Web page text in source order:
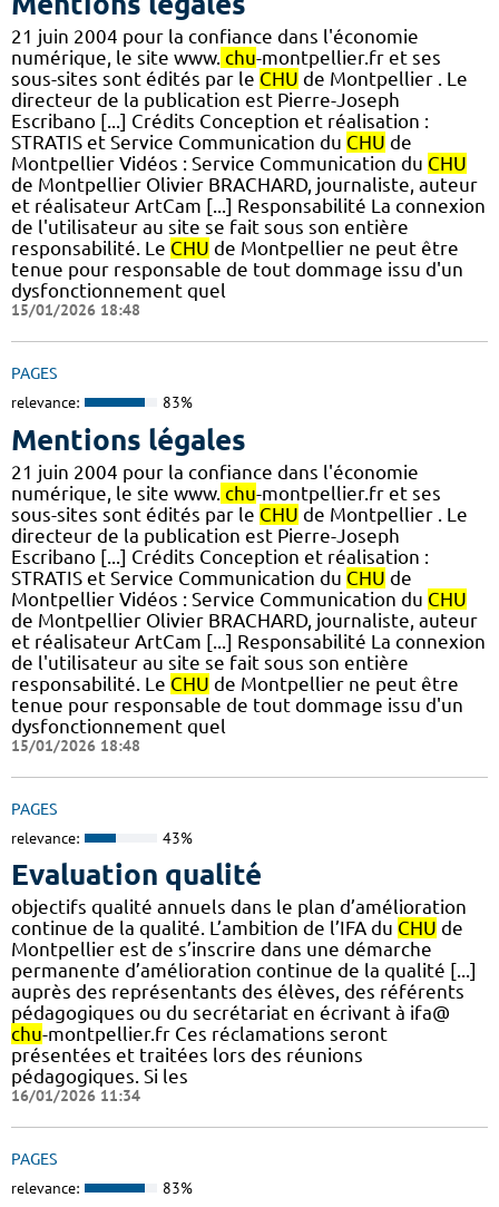
21 juin 2004 pour la confiance dans l'économie
numérique, le site www. chu-montpellier.fr et ses
sous-sites sont édités par le CHU de Montpellier . Le
directeur de la publication est Pierre-Joseph
Escribano [...] Crédits Conception et réalisation :
STRATIS et Service Communication du CHU de
Montpellier Vidéos : Service Communication du CHU
de Montpellier Olivier BRACHARD, journaliste, auteur
et réalisateur ArtCam [...] Responsabilité La connexion
de l'utilisateur au site se fait sous son entière
responsabilité. Le CHU de Montpellier ne peut être
tenue pour responsable de tout dommage issu d'un
dysfonctionnement quel
15/01/2026 18:48
PAGES
relevance: 83%
Mentions légales
21 juin 2004 pour la confiance dans l'économie
numérique, le site www. chu-montpellier.fr et ses
sous-sites sont édités par le CHU de Montpellier . Le
directeur de la publication est Pierre-Joseph
Escribano [...] Crédits Conception et réalisation :
STRATIS et Service Communication du CHU de
Montpellier Vidéos : Service Communication du CHU
de Montpellier Olivier BRACHARD, journaliste, auteur
et réalisateur ArtCam [...] Responsabilité La connexion
de l'utilisateur au site se fait sous son entière
responsabilité. Le CHU de Montpellier ne peut être
tenue pour responsable de tout dommage issu d'un
dysfonctionnement quel
15/01/2026 18:48
PAGES
relevance: 43%
Evaluation qualité
objectifs qualité annuels dans le plan d’amélioration
continue de la qualité. L’ambition de l’IFA du CHU de
Montpellier est de s’inscrire dans une démarche
permanente d’amélioration continue de la qualité [...]
auprès des représentants des élèves, des référents
pédagogiques ou du secrétariat en écrivant à ifa@
chu-montpellier.fr Ces réclamations seront
présentées et traitées lors des réunions
pédagogiques. Si les
16/01/2026 11:34
PAGES
relevance: 83%